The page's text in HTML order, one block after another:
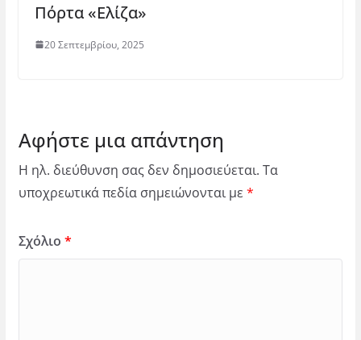
Πόρτα «Ελίζα»
20 Σεπτεμβρίου, 2025
Αφήστε μια απάντηση
Η ηλ. διεύθυνση σας δεν δημοσιεύεται. Τα
υποχρεωτικά πεδία σημειώνονται με *
Σχόλιο *